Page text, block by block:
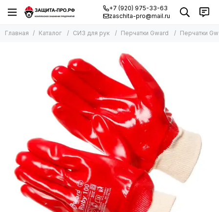
+7 (920) 975-33-63
zaschita-pro@mail.ru
Главная Каталог СИЗ для рук Перчатки Gward Перчатки